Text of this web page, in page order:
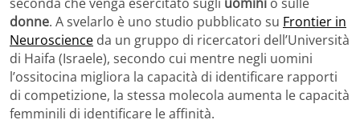
seconda che venga esercitato sugli uomini o sulle
donne. A svelarlo è uno studio pubblicato su Frontier in
Neuroscience da un gruppo di ricercatori dell’Università
di Haifa (Israele), secondo cui mentre negli uomini
l’ossitocina migliora la capacità di identificare rapporti
di competizione, la stessa molecola aumenta le capacità
femminili di identificare le affinità.